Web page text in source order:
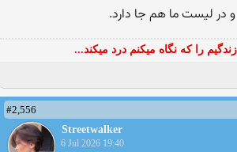
در لیست ما هم جا دارد.
را که نگاه میکنم درد میکند...
#2,556
Streetwalker
6 Jul 2026 19:40